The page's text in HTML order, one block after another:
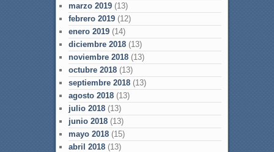
marzo 2019(13)
febrero 2019(12)
enero 2019(14)
diciembre 2018(13)
noviembre 2018(13)
octubre 2018(13)
septiembre 2018(13)
agosto 2018(13)
julio 2018(13)
junio 2018(13)
mayo 2018(15)
abril 2018(13)